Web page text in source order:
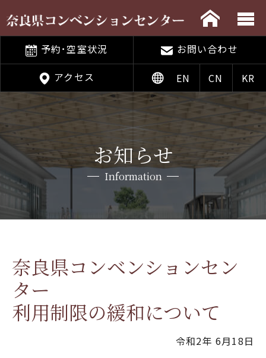
予約･空室状況
お問い合わせ
アクセス
EN CN KR
お知らせ
Information
奈良県コンベンションセン
ター
利用制限の緩和について
令和2年 6月18日